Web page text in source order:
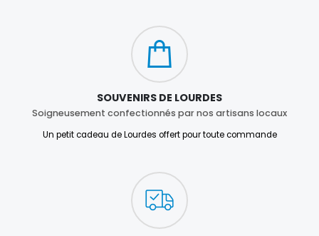
SOUVENIRS DE LOURDES
Soigneusement confectionnés par nos artisans locaux
Un petit cadeau de Lourdes offert pour toute commande